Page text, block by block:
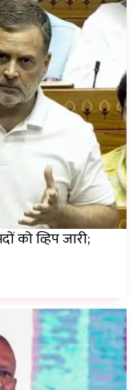
को व्हिप जारी;